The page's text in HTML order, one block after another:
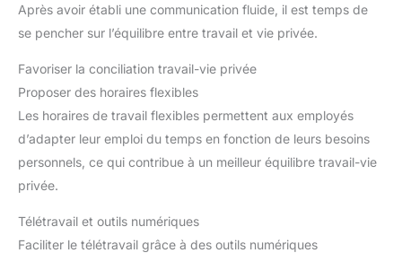
Après avoir établi une communication fluide, il est temps de
se pencher sur l’équilibre entre travail et vie privée.
Favoriser la conciliation travail-vie privée
Proposer des horaires flexibles
Les horaires de travail flexibles permettent aux employés
d’adapter leur emploi du temps en fonction de leurs besoins
personnels, ce qui contribue à un meilleur équilibre travail-vie
privée.
Télétravail et outils numériques
Faciliter le télétravail grâce à des outils numériques